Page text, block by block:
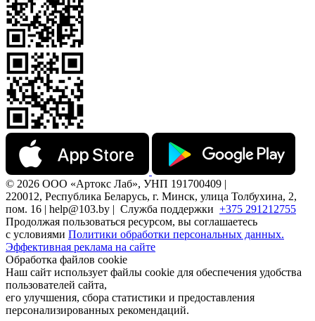
© 2026 ООО «Артокс Лаб», УНП 191700409 |
220012, Республика Беларусь, г. Минск, улица Толбухина, 2,
пом. 16 | help@103.by | Служба поддержки +375 291212755
Продолжая пользоваться ресурсом, вы соглашаетесь
с условиями Политики обработки персональных данных.
Эффективная реклама на сайте
Обработка файлов cookie
Наш сайт использует файлы cookie для обеспечения удобства
пользователей сайта,
его улучшения, сбора статистики и предоставления
персонализированных рекомендаций.